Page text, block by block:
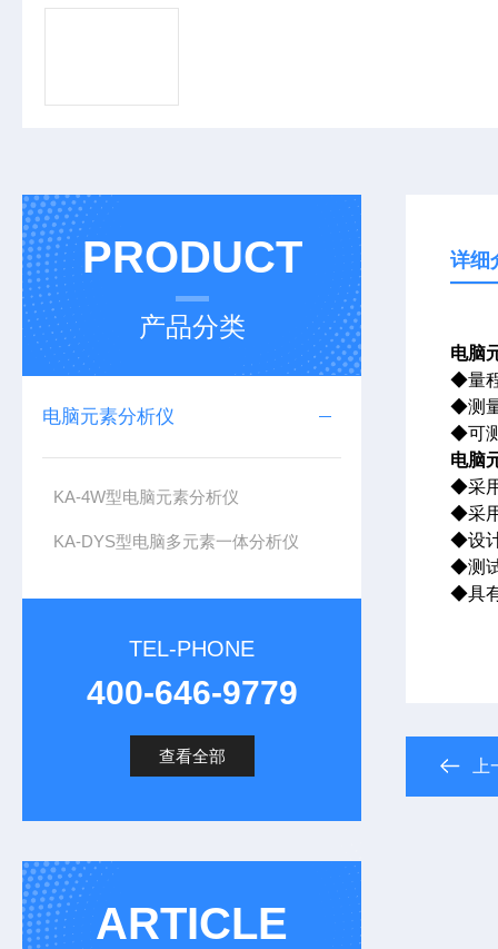
PRODUCT
产品分类
电脑元素分析仪
KA-4W型电脑元素分析仪
KA-DYS型电脑多元素一体分析仪
TEL-PHONE
400-646-9779
查看全部
ARTICLE
详细
电脑
◆量
◆测
◆可
电脑
◆采
◆采
◆设
◆测
◆具